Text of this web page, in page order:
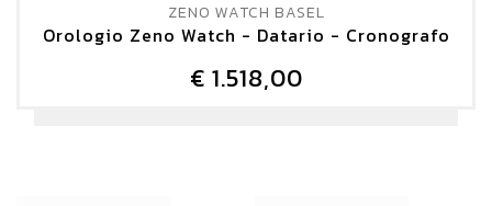
ZENO WATCH BASEL
Orologio Zeno Watch - Datario - Cronografo
€ 1.518,00